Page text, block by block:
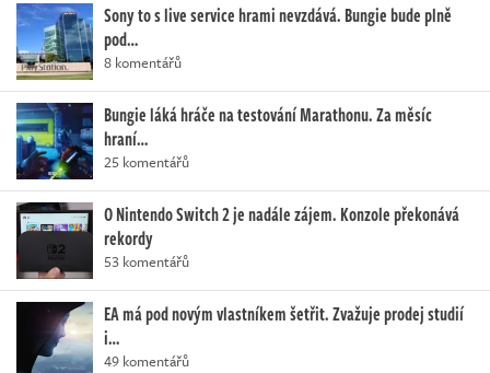
Sony to s live service hrami nevzdává. Bungie bude plně
pod…
8 komentářů
Bungie láká hráče na testování Marathonu. Za měsíc
hraní…
25 komentářů
O Nintendo Switch 2 je nadále zájem. Konzole překonává
rekordy
53 komentářů
EA má pod novým vlastníkem šetřit. Zvažuje prodej studií
i…
49 komentářů